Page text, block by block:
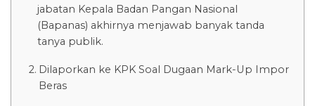
jabatan Kepala Badan Pangan Nasional
(Bapanas) akhirnya menjawab banyak tanda
tanya publik.
Dilaporkan ke KPK Soal Dugaan Mark-Up Impor
Beras